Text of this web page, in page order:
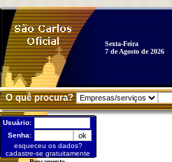
Sexta-Feira
7 de Agosto de 2026
O quê procura?
Usuário:
Senha:
esqueceu os dados?
cadastre-se gratuitamente